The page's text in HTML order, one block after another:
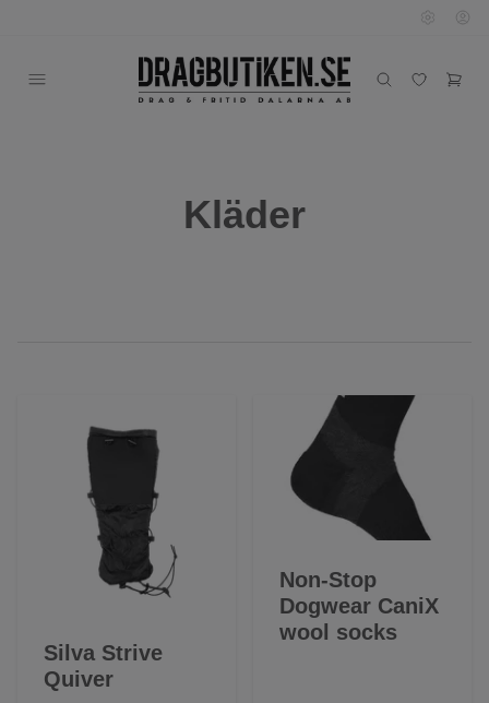
Kläder
Silva Strive
Quiver
Non-Stop
Dogwear CaniX
wool socks